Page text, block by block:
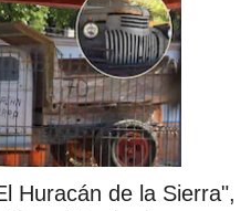
Huracán de la Sierra",